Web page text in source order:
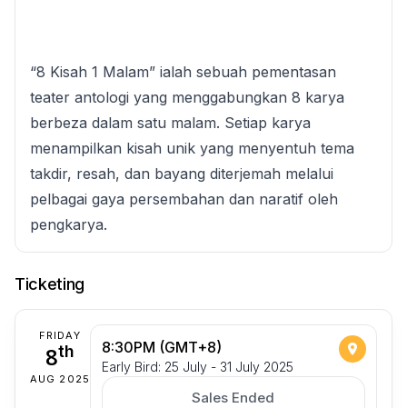
“8 Kisah 1 Malam” ialah sebuah pementasan
teater antologi yang menggabungkan 8 karya
berbeza dalam satu malam. Setiap karya
menampilkan kisah unik yang menyentuh tema
takdir, resah, dan bayang diterjemah melalui
pelbagai gaya persembahan dan naratif oleh
pengkarya.
Ticketing
FRIDAY
8th
AUG 2025
8:30PM (GMT+8)
Early Bird: 25 July - 31 July 2025
Sales Ended